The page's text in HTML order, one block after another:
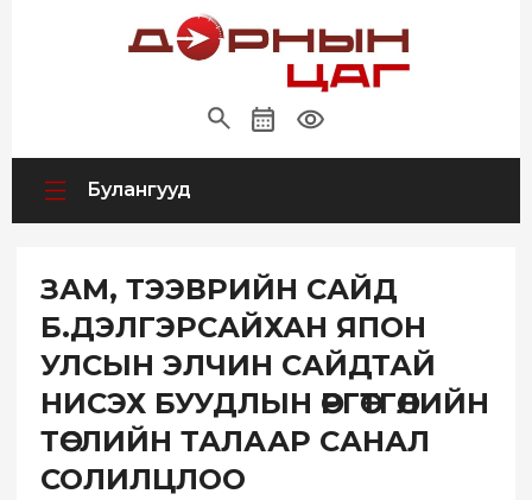
Булангууд
ЗАМ, ТЭЭВРИЙН САЙД
Б.ДЭЛГЭРСАЙХАН ЯПОН
УЛСЫН ЭЛЧИН САЙДТАЙ
НИСЭХ БУУДЛЫН ӨРГӨТГӨЛИЙН
ТӨСЛИЙН ТАЛААР САНАЛ
СОЛИЛЦЛОО